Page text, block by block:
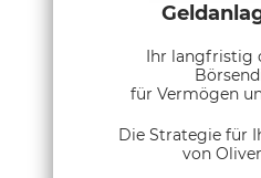
Ihr langfristig
für Vermögen
Die Strategie für
von